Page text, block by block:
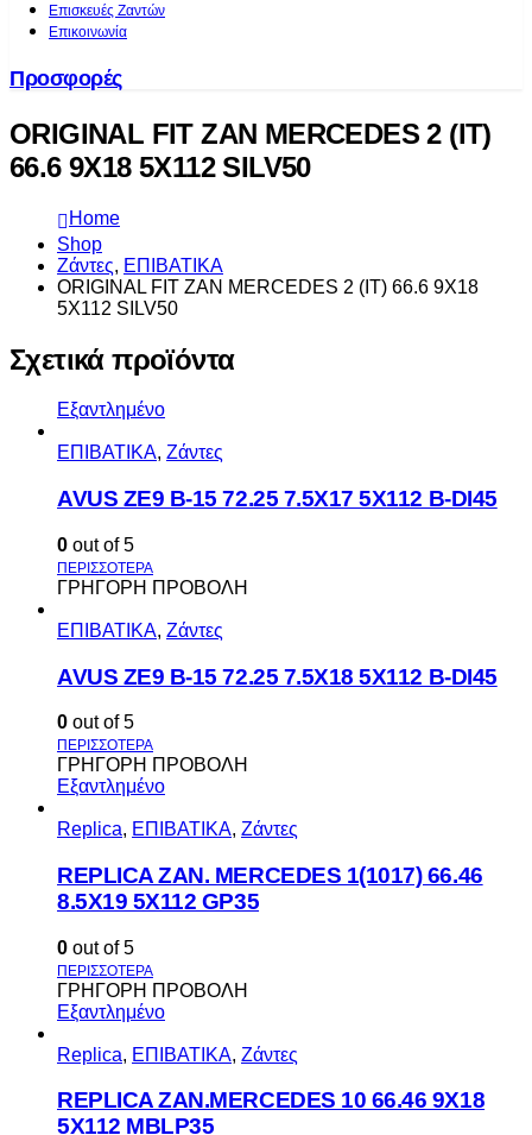
Επισκευές Ζαντών
Επικοινωνία
Προσφορές
ORIGINAL FIT ZAN MERCEDES 2 (IT)
66.6 9X18 5X112 SILV50
Home
Shop
Ζάντες, ΕΠΙΒΑΤΙΚΑ
ORIGINAL FIT ZAN MERCEDES 2 (IT) 66.6 9X18
5X112 SILV50
Σχετικά προϊόντα
Εξαντλημένο
ΕΠΙΒΑΤΙΚΑ, Ζάντες
AVUS ΖΕ9 Β-15 72.25 7.5Χ17 5Χ112 Β-DI45
0 out of 5
ΓΡΗΓΟΡΗ ΠΡΟΒΟΛΗ
ΕΠΙΒΑΤΙΚΑ, Ζάντες
AVUS ΖΕ9 Β-15 72.25 7.5Χ18 5Χ112 Β-DI45
0 out of 5
ΓΡΗΓΟΡΗ ΠΡΟΒΟΛΗ
Εξαντλημένο
Replica, ΕΠΙΒΑΤΙΚΑ, Ζάντες
REPLICA ZAN. MERCEDES 1(1017) 66.46
8.5X19 5X112 GP35
0 out of 5
ΓΡΗΓΟΡΗ ΠΡΟΒΟΛΗ
Εξαντλημένο
Replica, ΕΠΙΒΑΤΙΚΑ, Ζάντες
REPLICA ZAN.MERCEDES 10 66.46 9X18
5X112 MBLP35